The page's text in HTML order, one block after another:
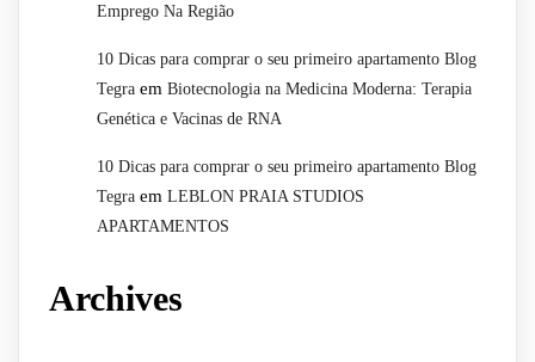
Emprego Na Região
10 Dicas para comprar o seu primeiro apartamento Blog
Tegra em Biotecnologia na Medicina Moderna: Terapia
Genética e Vacinas de RNA
10 Dicas para comprar o seu primeiro apartamento Blog
Tegra em LEBLON PRAIA STUDIOS
APARTAMENTOS
Archives